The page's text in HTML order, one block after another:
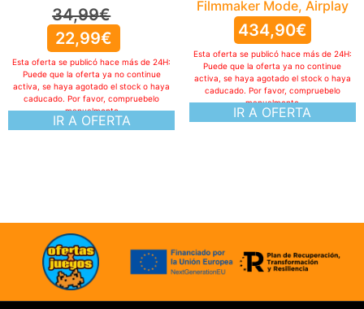
34,99€
22,99€
IR A OFERTA
Esta oferta se publicó hace más de 24H:
Puede que la oferta ya no continue
activa, se haya agotado el stock o haya
caducado. Por favor, compruebelo
manualmente